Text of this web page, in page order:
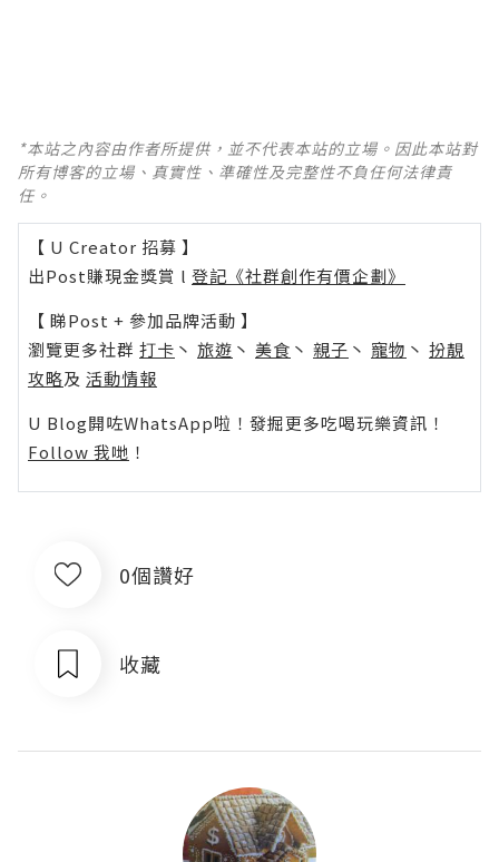
*本站之內容由作者所提供，並不代表本站的立場。因此本站對
所有博客的立場、真實性、準確性及完整性不負任何法律責
任。
【 U Creator 招募 】
出Post賺現金獎賞 l 登記《社群創作有價企劃》
【 睇Post + 參加品牌活動 】
瀏覽更多社群 打卡 丶 旅遊 丶 美食 丶 親子 丶 寵物 丶 扮靚
攻略及 活動情報
U Blog開咗WhatsApp啦！發掘更多吃喝玩樂資訊！
Follow 我哋 ！
0個讚好
收藏